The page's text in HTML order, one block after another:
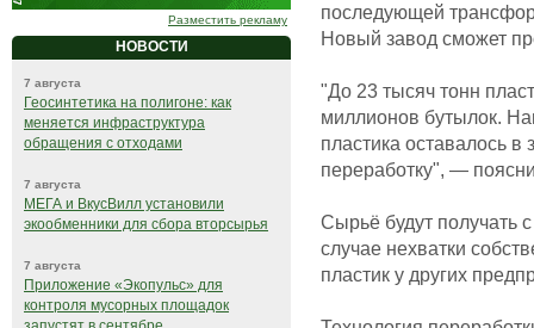
Разместить рекламу
НОВОСТИ
7 августа
Геосинтетика на полигоне: как
меняется инфраструктура
обращения с отходами
7 августа
МЕГА и ВкусВилл установили
экообменники для сбора вторсырья
7 августа
Приложение «Экопульс» для
контроля мусорных площадок
последующей
Новый завод сможет
"До 23 тысяч тонн
миллионов бутылок.
пластика оставалось
переработку", —
Сырьё будут получать
случае нехватки
пластик у других